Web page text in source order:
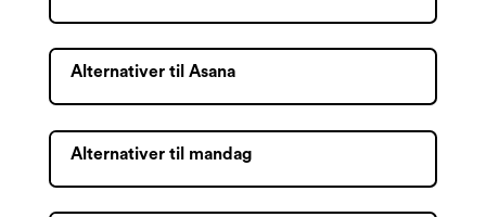
Alternativer til Asana
Alternativer til mandag